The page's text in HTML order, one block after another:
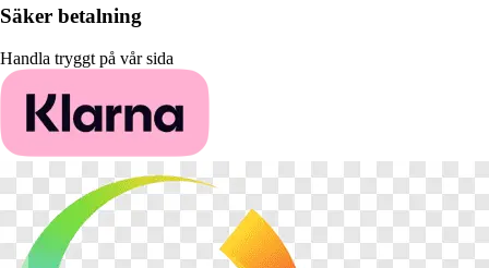
Säker betalning
Handla tryggt på vår sida